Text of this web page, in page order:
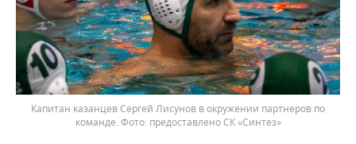
Капитан казанцев Сергей Лисунов в окружении партнеров по
команде.
предоставлено СК «Синтез»